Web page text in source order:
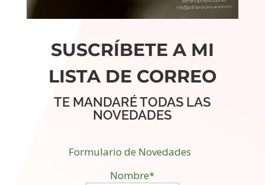
SUSCRÍBETE A MI
LISTA DE CORREO
TE MANDARÉ TODAS LAS
NOVEDADES
Formulario de Novedades
Nombre*